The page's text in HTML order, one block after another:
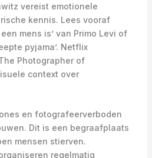
vereist emotionele
kennis. Lees vooraf
mens is’ van Primo Levi of
pyjama’. Netflix
Photographer of
context over
en fotografeerverboden
Dit is een begraafplaats
mensen stierven.
regelmatig